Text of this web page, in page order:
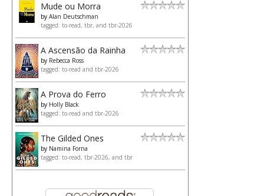
Mude ou Morra
by Alan Deutschman
tagged: to-read, tbr, and tbr-2026
A Ascensão da Rainha
by Rebecca Ross
tagged: to-read and tbr-2026
A Prova do Ferro
by Holly Black
tagged: to-read and tbr-2026
The Gilded Ones
by Namina Forna
tagged: to-read, tbr-2026, and tbr